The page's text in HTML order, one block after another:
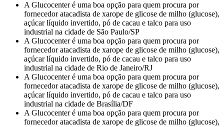
A Glucocenter é uma boa opção para quem procura por
fornecedor atacadista de xarope de glicose de milho (glucose),
açúcar líquido invertido, pó de cacau e talco para uso
industrial na cidade de São Paulo/SP
A Glucocenter é uma boa opção para quem procura por
fornecedor atacadista de xarope de glicose de milho (glucose),
açúcar líquido invertido, pó de cacau e talco para uso
industrial na cidade de Rio de Janeiro/RJ
A Glucocenter é uma boa opção para quem procura por
fornecedor atacadista de xarope de glicose de milho (glucose),
açúcar líquido invertido, pó de cacau e talco para uso
industrial na cidade de Brasília/DF
A Glucocenter é uma boa opção para quem procura por
fornecedor atacadista de xarope de glicose de milho (glucose),